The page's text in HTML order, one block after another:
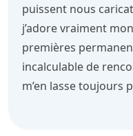
puissent nous
j’adore vraiment
premières
incalculable de
m’en lasse toujours